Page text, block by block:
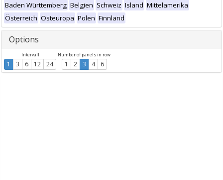
Baden Württemberg Belgien Schweiz Island Mittelamerika
Österreich Osteuropa Polen Finnland
Options
Intervall
1 3 6 12 24
Number of panels in row
1 2 3 4 6